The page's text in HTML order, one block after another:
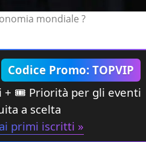
mondiale ?
Codice Promo: TOPVIP
+ 🎟 Priorità per gli eventi
a scelta
primi iscritti »